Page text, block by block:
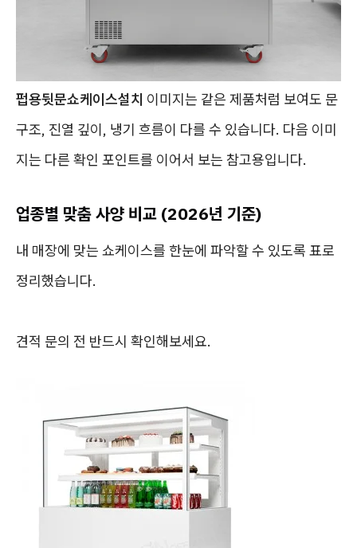
펍용뒷문쇼케이스설치 이미지는 같은 제품처럼 보여도 문
구조, 진열 깊이, 냉기 흐름이 다를 수 있습니다. 다음 이미
지는 다른 확인 포인트를 이어서 보는 참고용입니다.
업종별 맞춤 사양 비교 (2026년 기준)
내 매장에 맞는 쇼케이스를 한눈에 파악할 수 있도록 표로
정리했습니다.
견적 문의 전 반드시 확인해보세요.